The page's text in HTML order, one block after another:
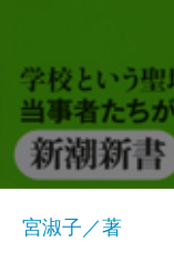
宮淑子／著